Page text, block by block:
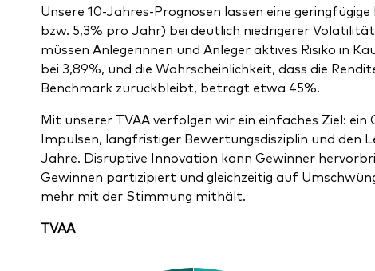
Unsere 10-Jahres-Prognosen lassen eine
bzw. 5,3% pro Jahr) bei deutlich niedrigerer
müssen Anlegerinnen und Anleger aktives Risiko in
bei 3,89%, und die Wahrscheinlichkeit, dass die
Benchmark zurückbleibt, beträgt etwa 45%.
Mit unserer TVAA verfolgen wir ein einfaches Ziel:
Impulsen, langfristiger Bewertungsdisziplin und den
Jahre. Disruptive Innovation kann Gewinner
Gewinnen partizipiert und gleichzeitig auf
mehr mit der Stimmung mithält.
TVAA